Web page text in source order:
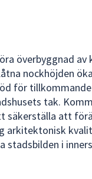
överbyggnad av
nockhöjden
för tillkommande
tak.
säkerställa att
arkitektonisk
stadsbilden i